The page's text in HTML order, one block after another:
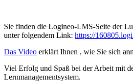
Sie finden die Logineo-LMS-Seite der
unter folgendem Link: https://
Das Video erklärt Ihnen , wie Sie sich
Viel Erfolg und Spaß bei der Arbeit mit
Lernmanagementsystem.